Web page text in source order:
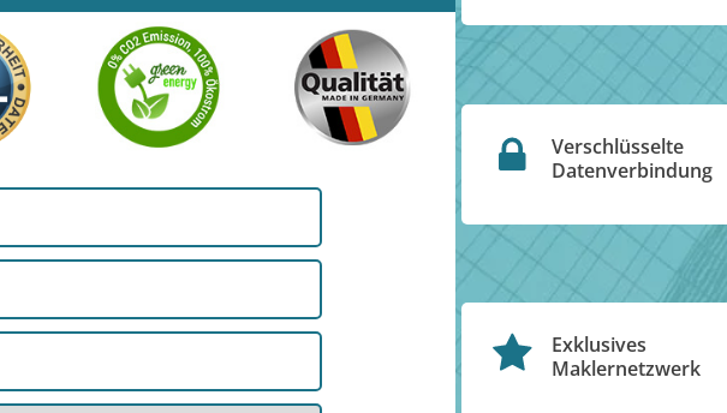
Verschlüsselte
Datenverbindung
Exklusives
Maklernetzwerk